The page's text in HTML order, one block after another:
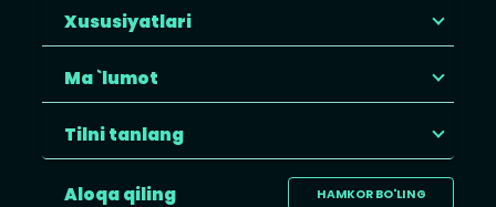
Xususiyatlari
Ma `lumot
Tilni tanlang
HAMKOR BO'LING
Aloqa qiling